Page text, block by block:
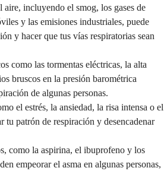
incluyendo el smog, los gases de
y las emisiones industriales, puede
y hacer que tus vías respiratorias sean
como las tormentas eléctricas, la alta
bruscos en la presión barométrica
de algunas personas.
el estrés, la ansiedad, la risa intensa o el
tu patrón de respiración y desencadenar
como la aspirina, el ibuprofeno y los
empeorar el asma en algunas personas,